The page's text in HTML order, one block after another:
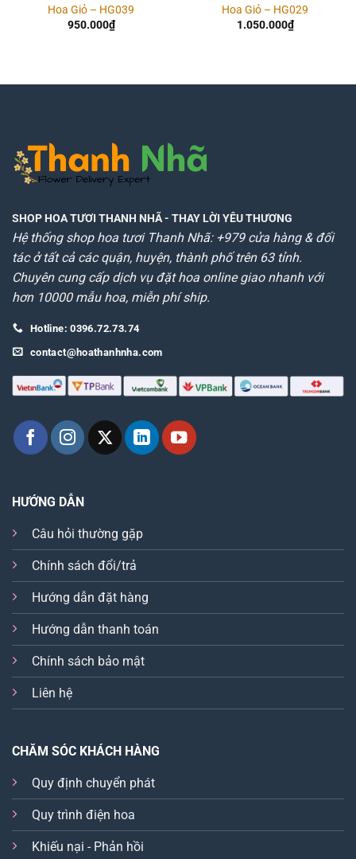
Hoa Giỏ – HG039
950.000₫
Hoa Giỏ – HG029
1.050.000₫
SHOP HOA TƯƠI THANH NHÃ- THAY LỜI YÊU THƯƠNG
Hệ thống shop hoa tươi Thanh Nhã: +979 cửa hàng & đối
tác ở tất cả các quận, huyện, thành phố trên 63 tỉnh.
Chuyên cung cấp dịch vụ đặt hoa online giao nhanh với
hơn 10000 mẫu hoa, miễn phí ship.
Hotline: 0396.72.73.74
contact@hoathanhnha.com
HƯỚNG DẪN
Câu hỏi thường gặp
Chính sách đổi/trả
Hướng dẫn đặt hàng
Hướng dẫn thanh toán
Chính sách bảo mật
Liên hệ
CHĂM SÓC KHÁCH HÀNG
Quy định chuyển phát
Quy trình điện hoa
Khiếu nại - Phản hồi